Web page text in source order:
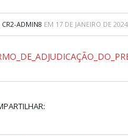
CR2-ADMIN8 EM 17 DE JANEIRO DE 2024